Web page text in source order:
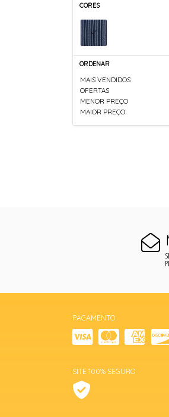
CORES
ORDENAR
MAIS VENDIDOS
OFERTAS
MENOR PREÇO
MAIOR PREÇO
PAGAMENTO
SITE 100% SEGURO